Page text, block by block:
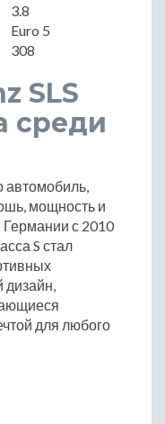
3.8
Euro 5
308
SLS
среди
автомобиль,
мощность и
с 2010
S стал
для любого